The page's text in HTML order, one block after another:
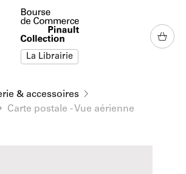
La Librairie
& accessoires
Carte postale - Vue aérienne